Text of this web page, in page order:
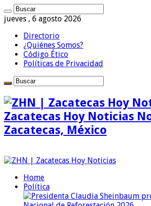
jueves , 6 agosto 2026
Directorio
¿Quiénes Somos?
Código Ético
Políticas de Privacidad
Zacatecas Hoy Noticias
Zacatecas, México
Home
Política